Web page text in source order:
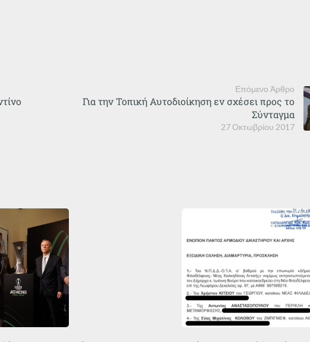
Επόμενο Άρθρο
27 Οκτωβρίου 2017
Για την Τοπική Αυτοδιοίκηση εν σχέσει προς το
Σύνταγμα